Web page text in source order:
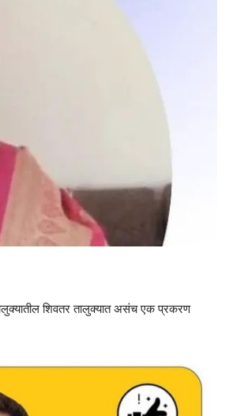
शिवतर तालुक्यात असंच एक प्रकरण